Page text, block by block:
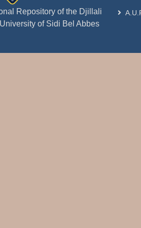
Repository of the Djillali
of Sidi Bel Abbes